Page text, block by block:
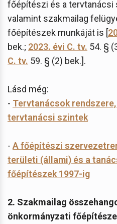
főépítészi és a
valamint szakmailag
főépítészek munkáját is [
bek.; 2023. évi C. tv. 54. §
C. tv. 59. § (2) bek.].
Lásd még:
- Tervtanácsok
tervtanácsi szintek
- A főépítészi
területi (állami) és a
főépítészek 1997-ig
2. Szakmailag
önkormányzati